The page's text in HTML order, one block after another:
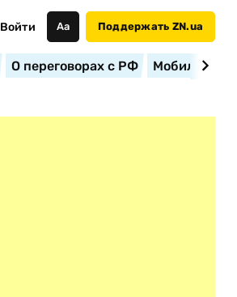
Войти Аа Поддержать ZN.ua
О переговорах с РФ